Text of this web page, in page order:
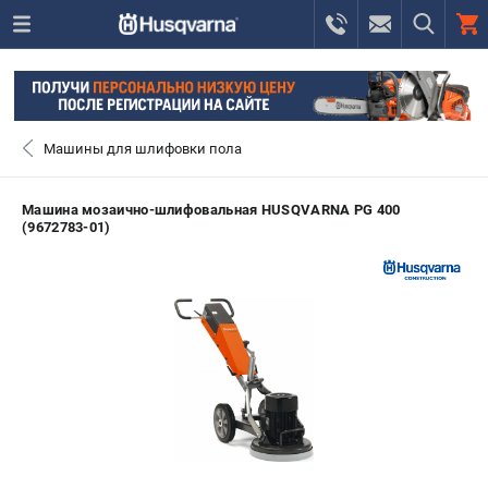
ВХОД ИЛИ РЕГИСТРАЦИЯ
+7 (8112) 59-12-69
0 ₽
Машины для шлифовки пола
Машина мозаично-шлифовальная HUSQVARNA PG 400
(9672783-01)